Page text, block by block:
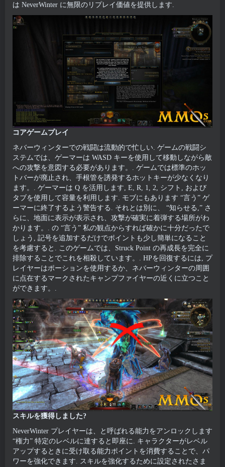
は NeverWinter に無限のリプレイ価値を提供します.
コアゲームプレイ
ネバーウィンターでの戦闘は流動的で忙しい. ゲームの戦闘シ
ステムでは、ゲーマーは WASD キーを使用して移動しながら敵
への攻撃を意図する必要があります。. ゲームでは標準のホッ
トバーが廃止され、手根管を誘発するホットキーが少なくなり
ます。. ゲーマーは Q を活用します, E, R, 1, 2, シフト, および
タブを使用して容量を利用します. モブにもあります “言う” ゲ
ーマーに終了するよう警告する. それとは別に、 “知らせる,” さ
らに、地面に表示が表示され、攻撃が確実に着弾する場所がわ
かります。. の “言う” 私の観点からすれば確かに十分だったで
しょう, 記号を追加するだけでポイントも少し簡単になること
を考慮すると. このゲームでは、Struck Point の再成長を完全に
排除することでこれを相殺しています。. HPを回復するには, プ
レイヤーはポーションを使用するか、ネバーウィンターの周囲
に点在するマークされたキャンプファイヤーの近くに立つこと
ができます。.
スキルを獲得しました?
NeverWinter プレイヤーは、と呼ばれる能力をアンロックします
“権力” 特定のレベルに達すると即座に. キャラクターがレベル
アップするときに受け取る能力ポイントを消費することで、パ
ワーを強化できます. スキルを強化するために設定されたさま